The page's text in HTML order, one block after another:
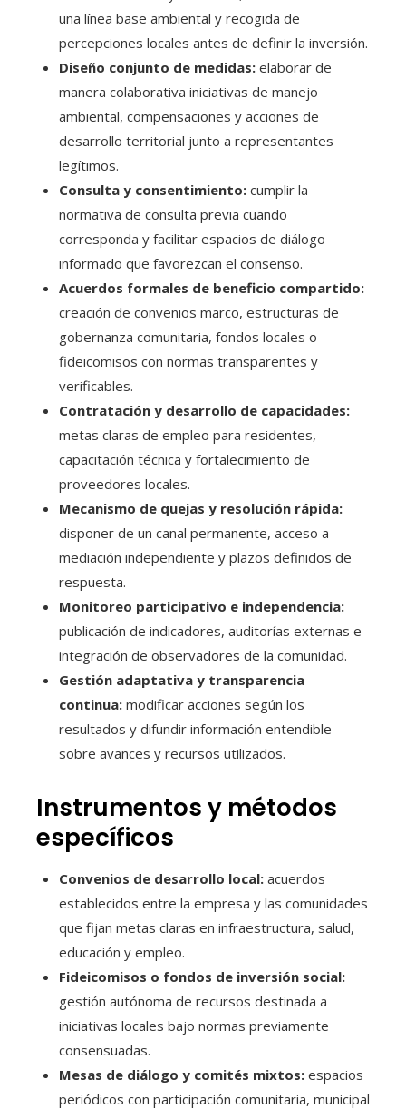
una línea base ambiental y recogida de
percepciones locales antes de definir la inversión.
Diseño conjunto de medidas: elaborar de
manera colaborativa iniciativas de manejo
ambiental, compensaciones y acciones de
desarrollo territorial junto a representantes
legítimos.
Consulta y consentimiento: cumplir la
normativa de consulta previa cuando
corresponda y facilitar espacios de diálogo
informado que favorezcan el consenso.
Acuerdos formales de beneficio compartido:
creación de convenios marco, estructuras de
gobernanza comunitaria, fondos locales o
fideicomisos con normas transparentes y
verificables.
Contratación y desarrollo de capacidades:
metas claras de empleo para residentes,
capacitación técnica y fortalecimiento de
proveedores locales.
Mecanismo de quejas y resolución rápida:
disponer de un canal permanente, acceso a
mediación independiente y plazos definidos de
respuesta.
Monitoreo participativo e independencia:
publicación de indicadores, auditorías externas e
integración de observadores de la comunidad.
Gestión adaptativa y transparencia
continua: modificar acciones según los
resultados y difundir información entendible
sobre avances y recursos utilizados.
Instrumentos y métodos
específicos
Convenios de desarrollo local: acuerdos
establecidos entre la empresa y las comunidades
que fijan metas claras en infraestructura, salud,
educación y empleo.
Fideicomisos o fondos de inversión social:
gestión autónoma de recursos destinada a
iniciativas locales bajo normas previamente
consensuadas.
Mesas de diálogo y comités mixtos: espacios
periódicos con participación comunitaria, municipal